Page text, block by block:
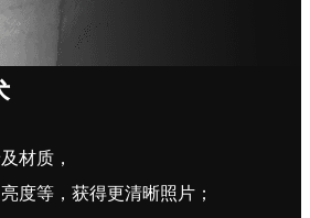
材质，
度等，获得更清晰照片；